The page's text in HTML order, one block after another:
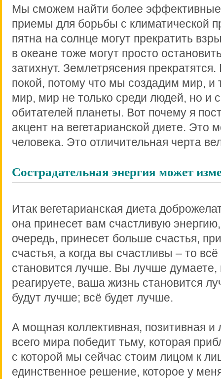
Мы сможем найти более эффективные
приемы для борьбы с климатической
пятна на солнце могут прекратить
в океане тоже могут просто
затихнут. Землетрясения прекратятся.
покой, потому что мы создадим мир, и
мир, мир не только среди людей, но и
обитателей планеты. Вот почему я
акцент на вегетарианской диете. Это
человека. Это отличительная черта
Сострадательная энергия может
Итак вегетарианская диета
она принесет вам счастливую
очередь, принесет больше счастья,
счастья, а когда вы счастливы – то всё
становится лучше. Вы лучше
реагируете, ваша жизнь становится
будут лучше; всё будет лучше.
А мощная коллективная, позитивная
всего мира победит тьму, которая
с которой мы сейчас стоим лицом к
единственное решение, которое у